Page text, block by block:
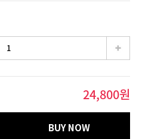
24,800원
BUY NOW